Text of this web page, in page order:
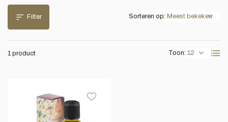
Filter
1 product Toon:
Sorteren op: